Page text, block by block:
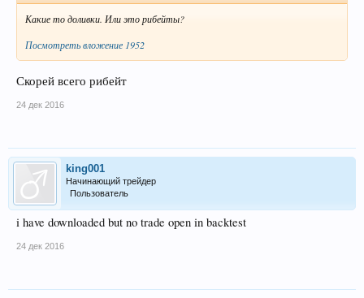
Какие то доливки. Или это рибейты?
Посмотреть вложение 1952
Скорей всего рибейт
24 дек 2016
king001
Начинающий трейдер
Пользователь
i have downloaded but no trade open in backtest
24 дек 2016